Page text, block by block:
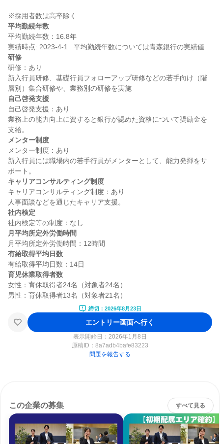
平均勤続年数
平均勤続年数：16.8年
研修
研修：あり
新入行員研修、基礎行員フォローアップ研修などの若手向け（階
自己啓発支援
自己啓発支援：あり
業務上の能力向上に資すると銀行が認めた資格について奨励金を
メンター制度
メンター制度：あり
新入行員には職場内の若手行員がメンターとして、能力発揮をサ
キャリアコンサルティング制度
キャリアコンサルティング制度：あり
社内検定
月平均所定外労働時間
有給取得平均日数
育児休業取得者数
女性：育休取得者24名（対象者24名）
締切：2026年8月23日
エントリー画面へ行く
表示開始日：2026年1月8日
原稿ID： 8a7adb4bafe83223
問題を報告する
この企業の募集 すべて見る